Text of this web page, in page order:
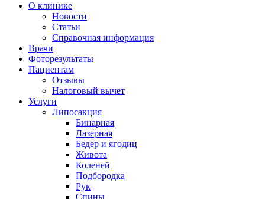
О клинике
Новости
Статьи
Справочная информация
Врачи
Фоторезультаты
Пациентам
Отзывы
Налоговый вычет
Услуги
Липосакция
Бинарная
Лазерная
Бедер и ягодиц
Живота
Коленей
Подбородка
Рук
Спины